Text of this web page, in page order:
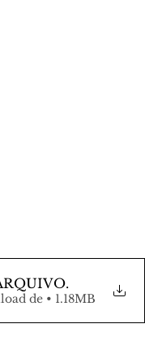
.
Fazer download de • 1.18MB